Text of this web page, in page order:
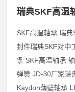
瑞典SKF高温
SKF高温轴承 瑞
封件瑞典SKF对中
条 SKF高温轴承
弹簧 JD-30厂家瑞
Kaydon薄壁轴承